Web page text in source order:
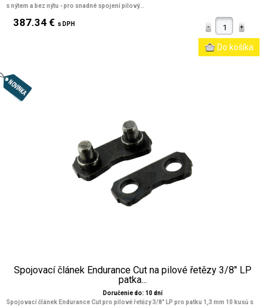
s nýtem a bez nýtu - pro snadné spojení pilový...
387.34 € s DPH
Spojovací článek Endurance Cut na pilové řetězy 3/8" LP
patka...
Doručenie do: 10 dní
Spojovací článek Endurance Cut pro pilové řetězy 3/8" LP pro patku 1,3 mm 10 kusů s